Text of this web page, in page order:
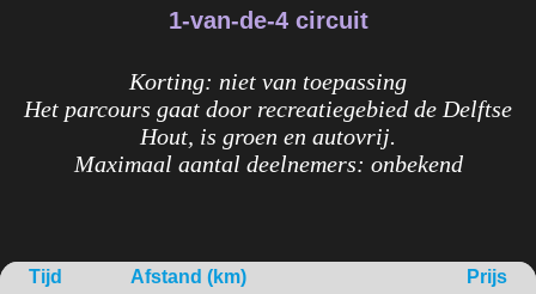
1-van-de-4 circuit
Korting: niet van toepassing
Het parcours gaat door recreatiegebied de Delftse
Hout, is groen en autovrij.
Maximaal aantal deelnemers: onbekend
Tijd Afstand (km)
Prijs